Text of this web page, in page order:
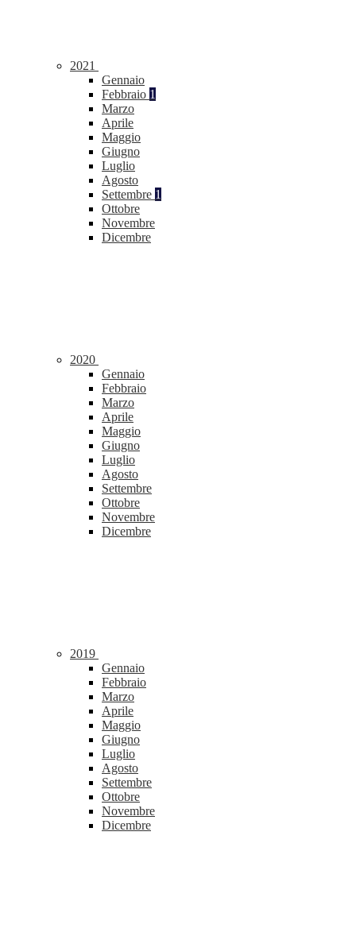
2021
Gennaio
Febbraio 1
Marzo
Aprile
Maggio
Giugno
Luglio
Agosto
Settembre 1
Ottobre
Novembre
Dicembre
2020
Gennaio
Febbraio
Marzo
Aprile
Maggio
Giugno
Luglio
Agosto
Settembre
Ottobre
Novembre
Dicembre
2019
Gennaio
Febbraio
Marzo
Aprile
Maggio
Giugno
Luglio
Agosto
Settembre
Ottobre
Novembre
Dicembre